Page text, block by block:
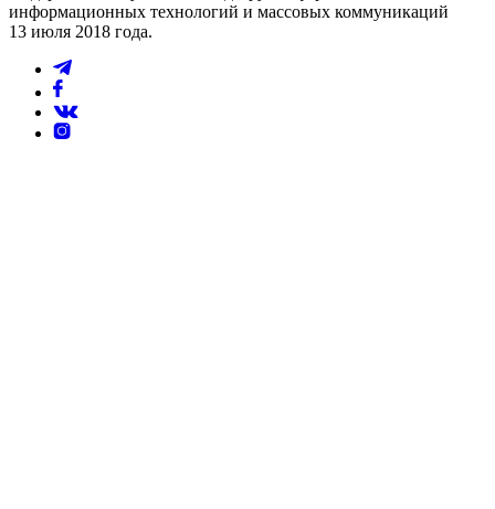
информационных технологий и массовых коммуникаций
13 июля 2018 года.